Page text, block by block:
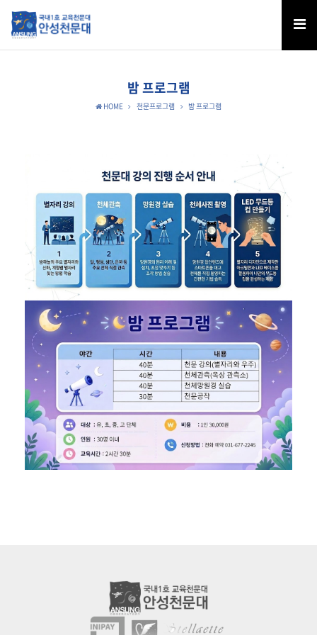
밤 프로그램
HOME 천문프로그램 밤 프로그램